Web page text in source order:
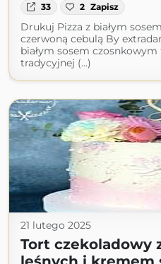
33 2 Zapisz
Drukuj Pizza z białym
czerwoną cebulą By
białym sosem
tradycyjnej (...)
21 lutego 2025
Tort czekoladowy